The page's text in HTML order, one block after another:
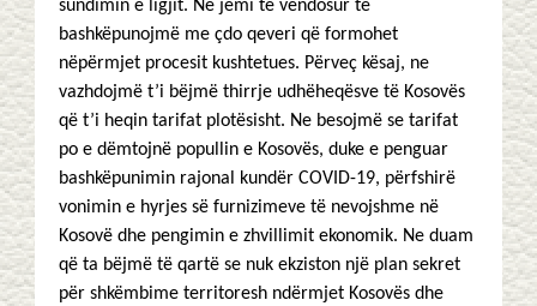
sundimin e ligjit. Ne jemi të vendosur të
bashkëpunojmë me çdo qeveri që formohet
nëpërmjet procesit kushtetues. Përveç kësaj, ne
vazhdojmë t’i bëjmë thirrje udhëheqësve të Kosovës
që t’i heqin tarifat plotësisht. Ne besojmë se tarifat
po e dëmtojnë popullin e Kosovës, duke e penguar
bashkëpunimin rajonal kundër COVID-19, përfshirë
vonimin e hyrjes së furnizimeve të nevojshme në
Kosovë dhe pengimin e zhvillimit ekonomik. Ne duam
që ta bëjmë të qartë se nuk ekziston një plan sekret
për shkëmbime territoresh ndërmjet Kosovës dhe